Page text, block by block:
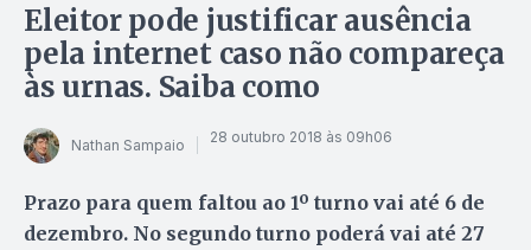
Eleitor pode justificar ausência
pela internet caso não compareça
às urnas. Saiba como
Nathan Sampaio 28 outubro 2018 às 09h06
Prazo para quem faltou ao 1º turno vai até 6 de
dezembro. No segundo turno poderá vai até 27